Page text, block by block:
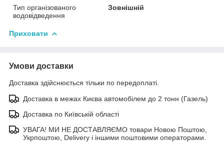
Тип організованого
водовідведення
Зовнішній
Приховати
Умови доставки
Доставка здійснюється тільки по передоплаті.
Доставка в межах Києва автомобілем до 2 тонн (Газель)
Доставка по Київській області
УВАГА! МИ НЕ ДОСТАВЛЯЄМО товари Новою Поштою,
Укрпоштою, Delivery і іншими поштовими операторами.